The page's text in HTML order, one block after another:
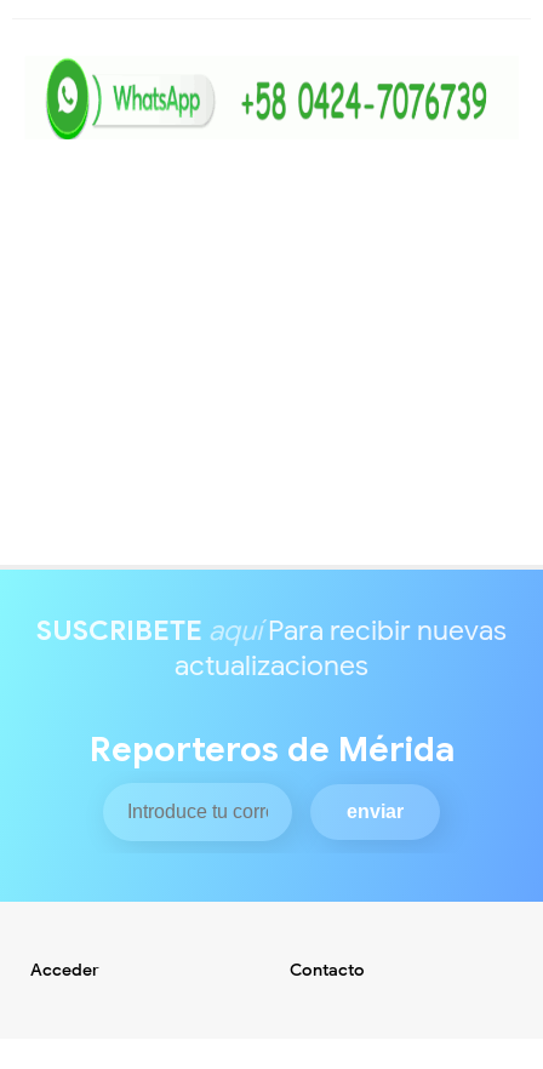
SUSCRIBETE aquíPara recibir nuevas
actualizaciones
Reporteros de Mérida
Acceder Contacto